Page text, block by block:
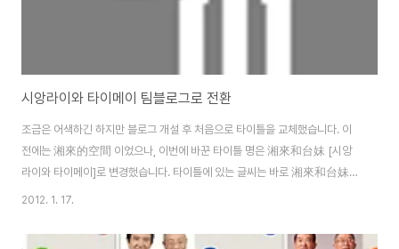
시앙라이와 타이메이 팀블로그로 전환
조금은 어색하긴 하지만 블로그 개설 후 처음으로 타이틀을 교체했습니다. 이
전에는 湘來的空間 이었으나, 이번에 바꾼 타이틀 명은 湘來和台妹 [시앙
라이와 타이메이]로 변경했습니다. 타이틀에 있는 글씨는 바로 湘來和台妹
이며, 소전(小篆)체로 작성했습니다. -이상 시앙라이 였습니다 - 안녕하세요.
업하고 중국으로 떠나게 되었을때, 대만 친구가 "이제 중국 가서 大陸妹(중국
2012. 1. 17.